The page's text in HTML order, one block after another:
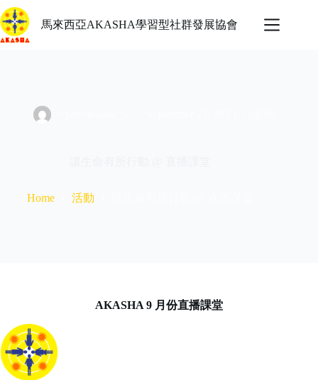
Skip
to
content
馬來西亞AKASHA學習型社群發展協會
Home 活動
AKASHA 9 月份直播課堂